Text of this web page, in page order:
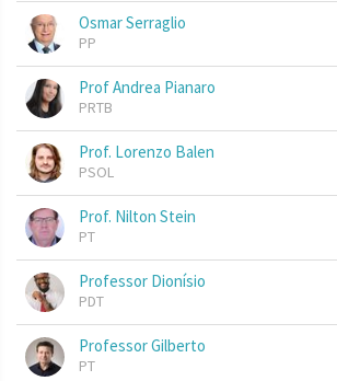
Osmar Serraglio
PP
Prof Andrea Pianaro
PRTB
Prof. Lorenzo Balen
PSOL
Prof. Nilton Stein
PT
Professor Dionísio
PDT
Professor Gilberto
PT